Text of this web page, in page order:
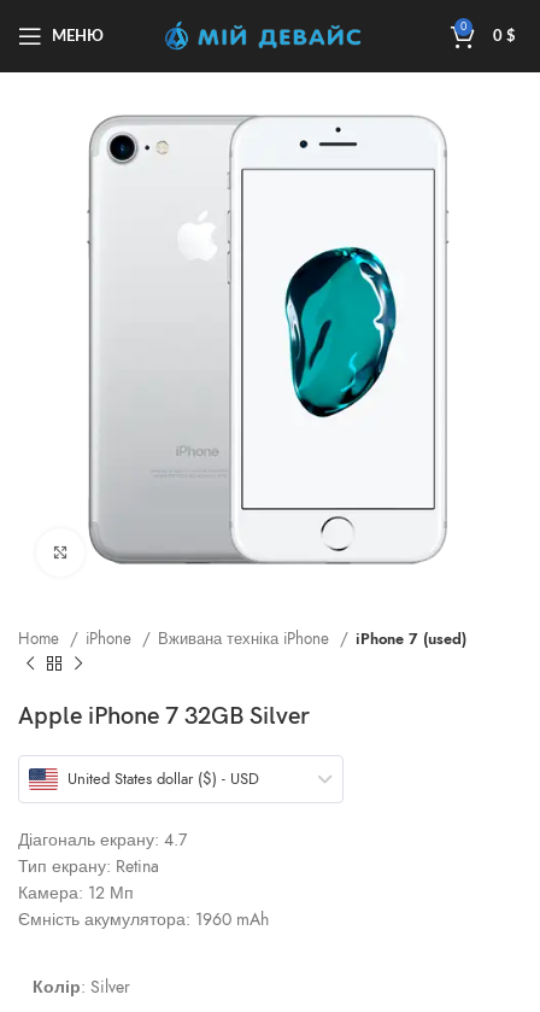
МЕНЮ
0
0 $
Клацніть, щоб збільшити
Home iPhone Вживана техніка iPhone iPhone 7 (used)
Apple iPhone 7 32GB Silver
United States dollar ($) - USD
Діагональ екрану: 4.7
Тип екрану: Retina
Камера: 12 Мп
Ємність акумулятора: 1960 mAh
Колір: Silver